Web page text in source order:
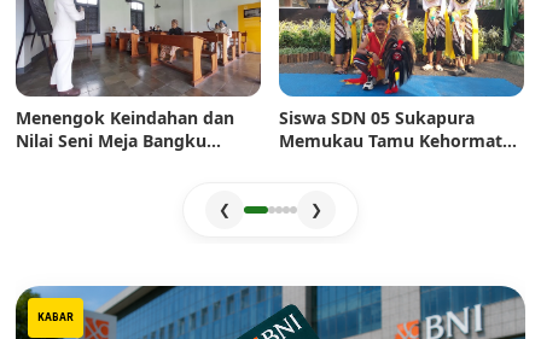
Menengok Keindahan dan
Nilai Seni Meja Bangku
Siswa SDN 05 Sukapura
Memukau Tamu Kehormatan
❮ ❯
KABAR